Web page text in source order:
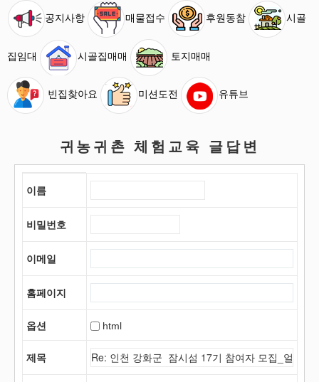
공지사항 매물접수 후원동참 시골
집임대 시골집매매 토지매매
빈집찾아요 미션도전 유튜브
귀농귀촌 체험교육 글답변
이름
비밀번호
이메일
홈페이지
옵션 html
제목